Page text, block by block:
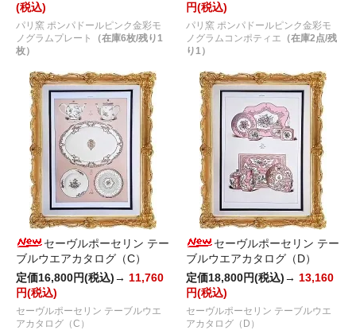
(税込)
パリ窯 ポンパドールピンク金彩モ
ノグラムプレート
（在庫6枚/残り1
枚）
円(税込)
パリ窯 ポンパドールピンク金彩モ
ノグラムコンポティエ （在庫2点/残
り1）
セーヴルポーセリン テー
ブルウエアカタログ（C）
定価16,800円(税込)→ 11,760
円(税込)
セーヴルポーセリン テーブルウエ
アカタログ（C）
セーヴルポーセリン テー
ブルウエアカタログ（D）
定価18,800円(税込)→ 13,160
円(税込)
セーヴルポーセリン テーブルウエ
アカタログ（D）